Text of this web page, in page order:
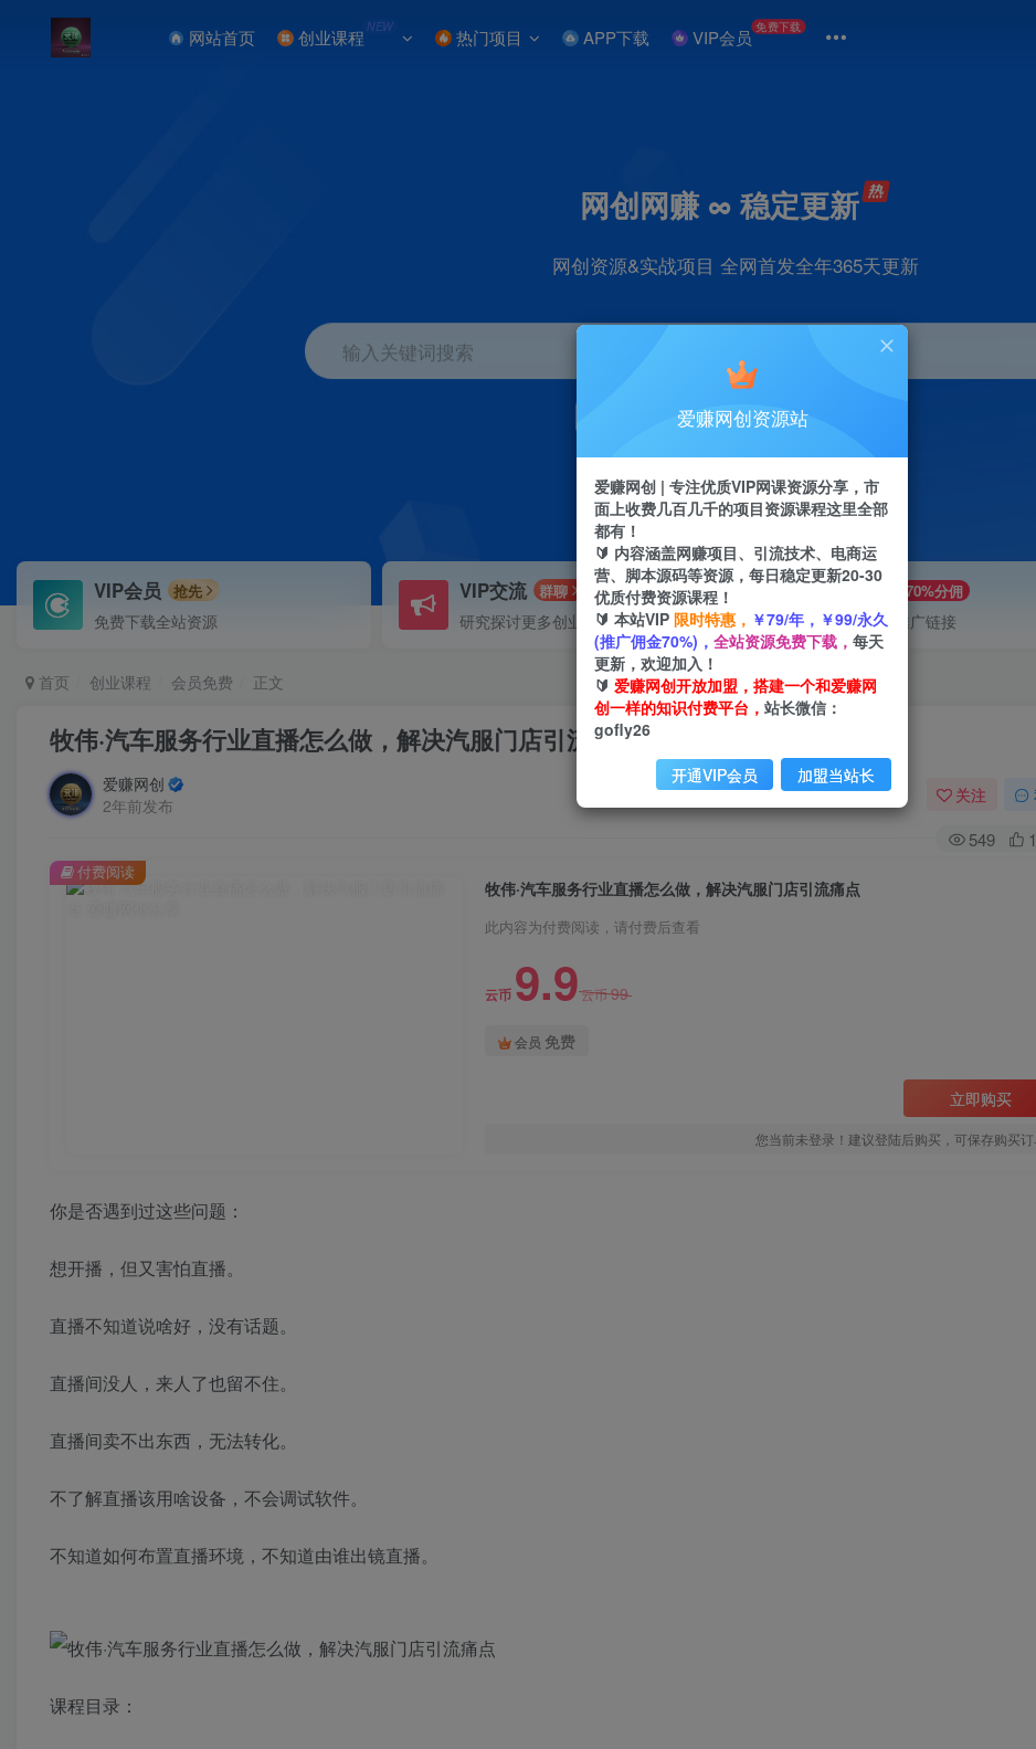
网站首页 创业课程 NEW 热门项目 APP下载 VIP会员 免费下载
网创网赚 ∞ 稳定更新
网创资源&实战项目 全网首发全年365天更新
输入关键词搜索
直播 剪辑 小红书
VIP会员 抢先
免费下载全站资源
VIP交流 群聊
研究探讨更多创业项目路子。
VIP推广 70%分佣
会员专属推广链接
首页 创业课程 会员免费 正文
牧伟·汽车服务行业直播怎么做，​解决汽服门店引流痛点
爱赚网创
2年前发布
关注
549
牧伟·汽车服务行业直播怎么做，​解决汽服门店引流痛点
此内容为付费阅读，请付费后查看
云币 9.9云币99
会员 免费
立即购买
您当前未登录！建议登陆后购买，可保存购买订
付费阅读
你是否遇到过这些问题：
想开播，但又害怕直播。
直播不知道说啥好，没有话题。
直播间没人，来人了也留不住。
直播间卖不出东西，无法转化。
不了解直播该用啥设备，不会调试软件。
不知道如何布置直播环境，不知道由谁出镜直播。
课程目录：
爱赚网创资源站
爱赚网创 | 专注优质VIP网课资源分享，市
面上收费几百几千的项目资源课程这里全部
都有！
🔰 内容涵盖网赚项目、引流技术、电商运
营、脚本源码等资源，每日稳定更新20-30
优质付费资源课程！
🔰 本站VIP 限时特惠， ￥79/年，￥99/永久
(推广佣金70%)， 全站资源免费下载， 每天
更新，欢迎加入！
🔰 爱赚网创开放加盟，搭建一个和爱赚网
创一样的知识付费平台， 站长微信：
gofly26
开通VIP会员 加盟当站长